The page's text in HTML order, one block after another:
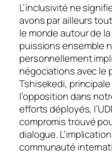
L’inclusivité ne
avons par ailleurs
le monde autour de
puissions ensemble
personnellement
négociations avec le
Tshisekedi,
l’opposition dans
efforts déployés,
compromis trouvé
dialogue.
communauté